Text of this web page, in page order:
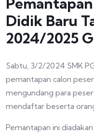
Didik Baru
2024/2025
Sabtu, 3/2/2024 SMK
pemantapan calon
mengundang para
mendaftar beserta
Pemantapan ini